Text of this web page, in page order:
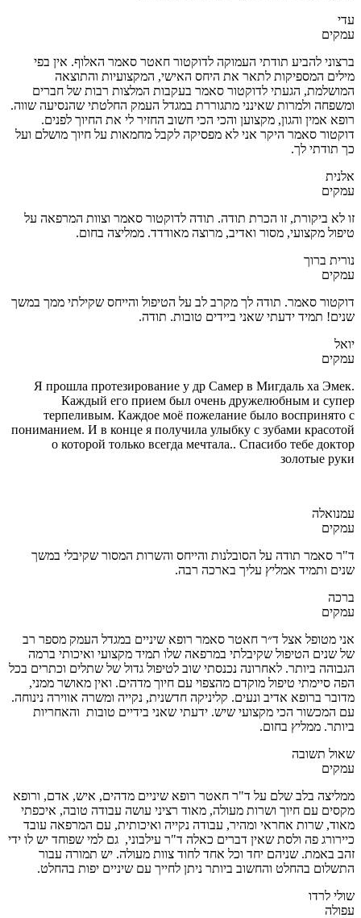
עדי
עמקים
ברצוני להביע תודתי העמוקה לדוקטור חאטר סאמר האלוף. אין בפי
מילים המספיקות לתאר את היחס האישי, המקצועיות והתוצאה
המושלמת, הגעתי לדוקטור סאמר בעקבות המלצות רבות של חברים
ומשפחה ולמרות שאינני מתגוררת במגדל העמק החלטתי שהנסיעה שווה.
רופא אמין והגון, מקצוען והכי הכי חשוב החזיר לי את החיוך לפנים.
דוקטור סאמר היקר אני לא מפסיקה לקבל מחמאות על חיוך מושלם ועל
כך תודתי לך.
אלנית
עמקים
זו לא ביקורת, זו הכרת תודה. תודה לדוקטור סאמר וצוות המרפאה על
טיפול מקצועי, מסור ואדיב, מרוצה מאודדד. ממליצה בחום.
נורית ברוך
עמקים
דוקטור סאמר. תודה לך מקרב לב על הטיפול והייחס שקילתי ממך במשך
שנים! תמיד ידעתי שאני ביידים טובות. תודה.
יואל
עמקים
Я прошла протезирование у др Самер в Мигдаль ха Эмек.
Каждый его прием был очень дружелюбным и супер
терпеливым. Каждое моё пожелание было воспринято с
пониманием. И в конце я получила улыбку с зубами красотой
о которой только всегда мечтала.. Спасибо тебе доктор
золотые руки
עמנואלה
עמקים
ד"ר סאמר תודה על הסובלנות והייחס והשרות המסור שקיבלי במשך
שנים ותמיד אמליץ עליך בארכה רבה.
ברכה
עמקים
אני מטופל אצל ד״ר חאטר סאמר רופא שיניים במגדל העמק מספר רב
של שנים הטיפול שקיבלתי במרפאה שלו תמיד מקצועי ואיכותי ברמה
הגבוהה ביותר. לאחרונה נכנסתי שוב לטיפול גדול של שתלים וכתרים בכל
הפה סיימתי טיפול מוקדם מהצפוי עם חיוך מדהים. ואין מאושר ממני,
מדובר ברופא אדיב ונעים. קליניקה חדשנית, נקייה ומשרה אווירה נינוחה.
עם המכשור הכי מקצועי שיש. ידעתי שאני בידיים טובות והאחריות
ביותר. ממליץ בחום.
שאול תשובה
עמקים
ממליצה בלב שלם על ד"ר חאטר רופא שיניים מדהים, איש, אדם, ורופא
מקסים עם חיוך ושרות מעולה, מאוד רציני עושה עבודה טובה, איכפתי
מאוד, שרות אחראי ומהיר, עבודה נקייה ואיכותית, עם המרפאה עובד
כיירורג פה ולסת שאין דברים כאלה ד"ר עילבוני, גם למי שפוחד יש לו ידי
זהב באמת. שניהם יחד וכל אחד לחוד צוות מעולה. יש תמורה עבור
התשלום בהחלט והחשוב ביותר ניתן לחייך עם שיניים יפות בהחלט.
שולי לרדו
עפולה